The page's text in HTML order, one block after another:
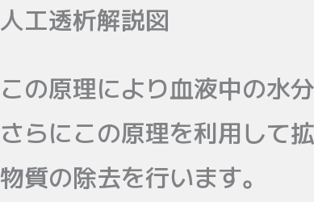
人工透析解説図
この原理により血液中の水
さらにこの原理を利用して
物質の除去を行います。